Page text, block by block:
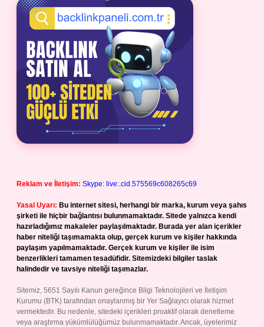
Reklam ve İletişim: Skype: live:.cid.575569c608265c69
Yasal Uyarı: Bu internet sitesi, herhangi bir marka, kurum veya şahıs
şirketi ile hiçbir bağlantısı bulunmamaktadır. Sitede yalnızca kendi
hazırladığımız makaleler paylaşılmaktadır. Burada yer alan içerikler
haber niteliği taşımamakta olup, gerçek kurum ve kişiler hakkında
paylaşım yapılmamaktadır. Gerçek kurum ve kişiler ile isim
benzerlikleri tamamen tesadüfidir. Sitemizdeki bilgiler taslak
halindedir ve tavsiye niteliği taşımazlar.
Sitemiz, 5651 Sayılı Kanun gereğince Bilgi Teknolojileri ve İletişim
Kurumu (BTK) tarafından onaylanmış bir Yer Sağlayıcı olarak hizmet
vermektedir. Bu nedenle, sitedeki içerikleri proaktif olarak denetleme
veya araştırma yükümlülüğümüz bulunmamaktadır. Ancak, üyelerimiz